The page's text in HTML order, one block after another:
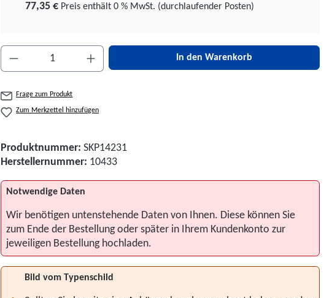
77,35 € Preis enthält 0 % MwSt. (durchlaufender Posten)
Produkt Anzahl: Gib den gewünschten Wert ein oder
In den Warenkorb
Frage zum Produkt
Zum Merkzettel hinzufügen
Produktnummer: SKP14231
Herstellernummer: 10433
Notwendige Daten
Wir benötigen untenstehende Daten von Ihnen. Diese können Sie
zum Ende der Bestellung oder später in Ihrem Kundenkonto zur
jeweiligen Bestellung hochladen.
Bild vom Typenschild